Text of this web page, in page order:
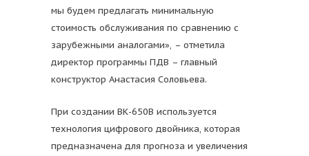
мы будем предлагать минимальную
стоимость обслуживания по сравнению с
зарубежными аналогами», – отметила
директор программы ПДВ – главный
конструктор Анастасия Соловьева.
При создании ВК-650В используется
технология цифрового двойника, которая
предназначена для прогноза и увеличения